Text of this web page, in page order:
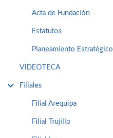
Acta de Fundación
Estatutos
Planeamiento Estratégico
VIDEOTECA
Filiales
Filial Arequipa
Filial Trujillo